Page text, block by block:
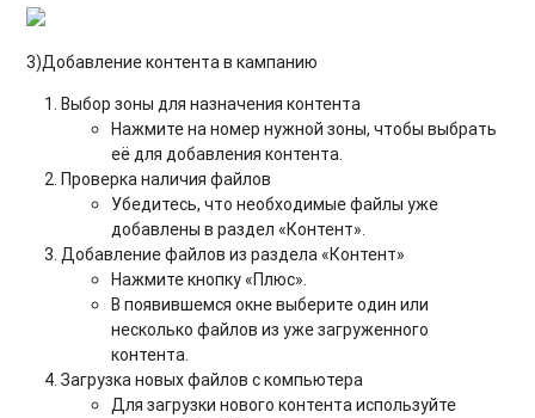
3)Добавление контента в кампанию
Выбор зоны для назначения контента
Нажмите на номер нужной зоны, чтобы выбрать
её для добавления контента.
Проверка наличия файлов
Убедитесь, что необходимые файлы уже
добавлены в раздел «Контент».
Добавление файлов из раздела «Контент»
Нажмите кнопку «Плюс».
В появившемся окне выберите один или
несколько файлов из уже загруженного
контента.
Загрузка новых файлов с компьютера
Для загрузки нового контента используйте